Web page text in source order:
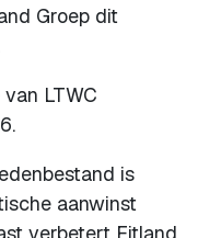
Groep dit
LTWC
is
aanwinst